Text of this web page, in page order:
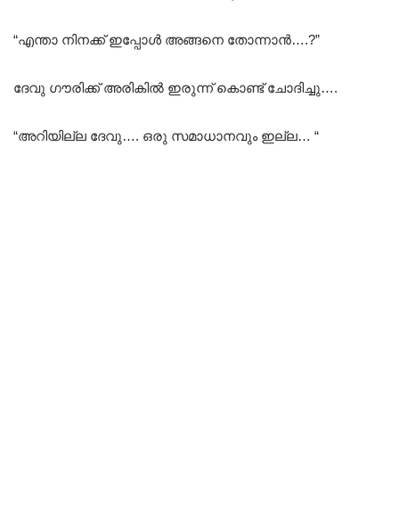
“എന്താ നിനക്ക് ഇപ്പോൾ അങ്ങനെ തോന്നാൻ….?”
ദേവു ഗൗരിക്ക് അരികിൽ ഇരുന്ന് കൊണ്ട് ചോദിച്ചു….
“അറിയില്ല ദേവു…. ഒരു സമാധാനവും ഇല്ല… “